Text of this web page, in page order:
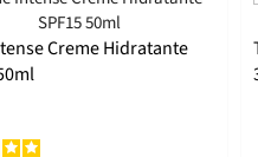
Creme Hidratante